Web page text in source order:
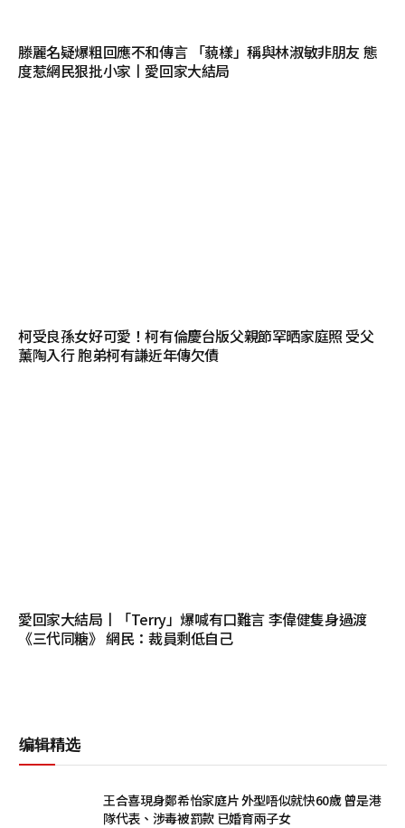
滕麗名疑爆粗回應不和傳言 「藐樣」稱與林淑敏非朋友 態
度惹網民狠批小家丨愛回家大結局
柯受良孫女好可愛！柯有倫慶台版父親節罕晒家庭照 受父
薰陶入行 胞弟柯有謙近年傳欠債
愛回家大結局丨「Terry」爆喊有口難言 李偉健隻身過渡
《三代同糖》 網民：裁員剩低自己
编辑精选
王合喜現身鄭希怡家庭片 外型唔似就快60歲 曾是港
隊代表、涉毒被罰款 已婚育兩子女